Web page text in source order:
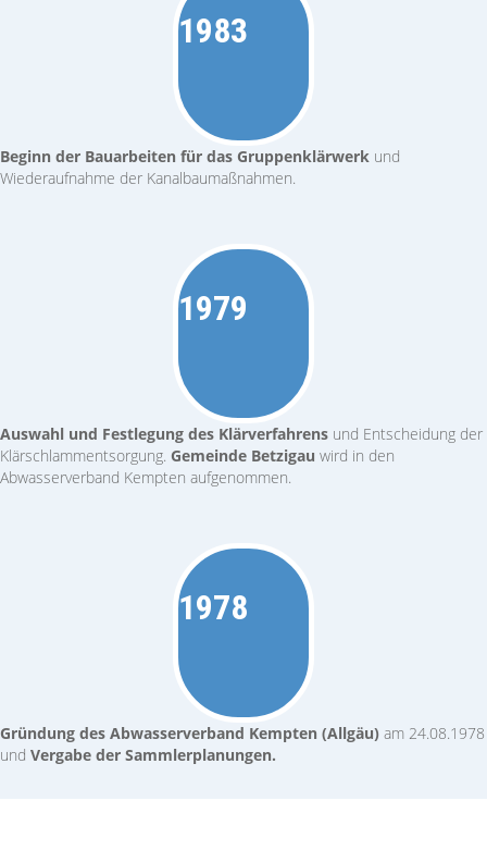
1983
Beginn der Bauarbeiten für das Gruppenklärwerk und
Wiederaufnahme der Kanalbaumaßnahmen.
1979
Auswahl und Festlegung des Klärverfahrens und Entscheidung der
Klärschlammentsorgung. Gemeinde Betzigau wird in den
Abwasserverband Kempten aufgenommen.
1978
Gründung des Abwasserverband Kempten (Allgäu) am 24.08.1978
und Vergabe der Sammlerplanungen.